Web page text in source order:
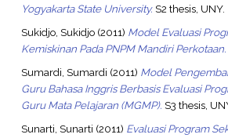
Yogyakarta State University.S2 thesis, UNY.
Sukidjo, Sukidjo(2011) Model Evaluasi
Kemiskinan Pada PNPM Mandiri Perkotaan.
Sumardi, Sumardi (2011) Model
Guru Bahasa Inggris Berbasis Evaluasi
Guru Mata Pelajaran (MGMP). S3 thesis,
Sunarti, Sunarti (2011) Evaluasi Program